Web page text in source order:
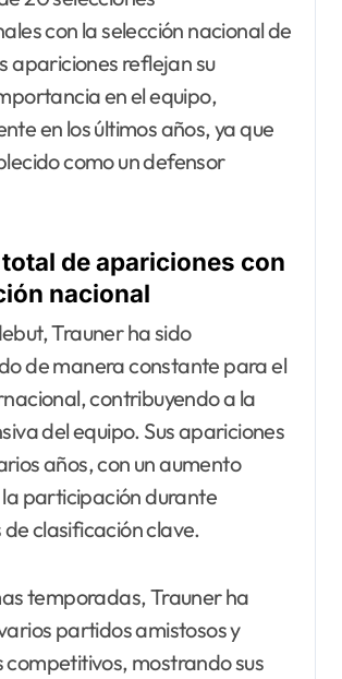
con la selección nacional de
apariciones reflejan su
en el equipo,
en los últimos años, ya que
como un defensor
de apariciones con
nacional
Trauner ha sido
de manera constante para el
contribuyendo a la
del equipo. Sus apariciones
años, con un aumento
participación durante
clasificación clave.
temporadas, Trauner ha
partidos amistosos y
competitivos, mostrando sus